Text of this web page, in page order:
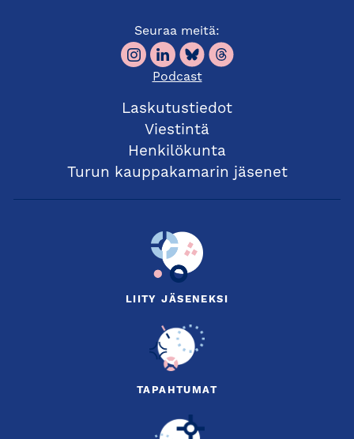
Seuraa meitä:
Podcast
Laskutustiedot
Viestintä
Henkilökunta
Turun kauppakamarin jäsenet
LIITY JÄSENEKSI
TAPAHTUMAT